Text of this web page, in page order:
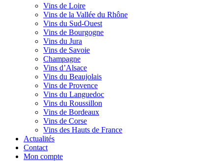
Vins de Loire
Vins de la Vallée du Rhône
Vins du Sud-Ouest
Vins de Bourgogne
Vins du Jura
Vins de Savoie
Champagne
Vins d’Alsace
Vins du Beaujolais
Vins de Provence
Vins du Languedoc
Vins du Roussillon
Vins de Bordeaux
Vins de Corse
Vins des Hauts de France
Actualités
Contact
Mon compte